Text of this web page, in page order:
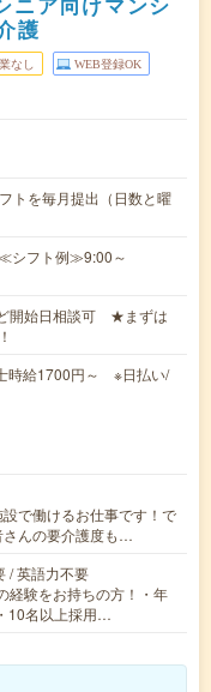
護
なし WEB登録OK
トを毎月提出（日数と曜
シフト例≫9:00～
ど開始日相談可 ★まずは
時給1700円～ ※日払い/
で働けるお仕事です！で
さんの要介護度も…
/ 英語力不要
経験をお持ちの方！・年
10名以上採用…